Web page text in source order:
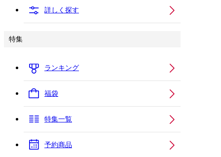
詳しく探す
特集
ランキング
福袋
特集一覧
予約商品